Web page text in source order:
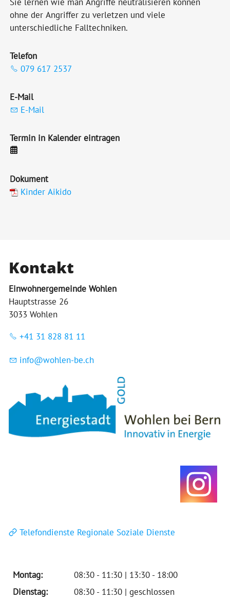
ohne der Angriffer zu verletzen und viele
unterschiedliche Falltechniken.
Telefon
079 617 2537
E-Mail
E-Mail
Termin in Kalender eintragen
Dokument
Kinder Aikido
Kontakt
Einwohnergemeinde Wohlen
Hauptstrasse 26
3033 Wohlen
+41 31 828 81 11
nf w hl n-b ch
Telefondienste Regionale Soziale Dienste
Montag:
08:30 - 11:30 | 13:30 - 18:00
Dienstag:
08:30 - 11:30 | geschlossen